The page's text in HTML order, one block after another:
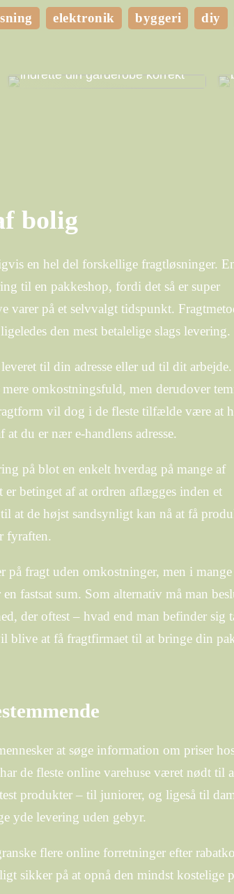
elektronik byggeri diy
indrette din garderobe korrekt
bolig
en hel del forskellige fragtløsninger.
til en pakkeshop, fordi det så er super
varer på et selvvalgt tidspunkt.
den mest betalelige slags levering.
til din adresse eller ud til dit arbejde.
omkostningsfuld, men derudover
vil dog i de fleste tilfælde være at
du er nær e-handlens adresse.
på blot en enkelt hverdag på mange af
betinget af at ordren aflægges inden et
at de højst sandsynligt kan nå at få
fyraften.
fragt uden omkostninger, men i mange
fastsat sum. Som alternativ må man
der oftest – hvad end man befinder sig
blive at få fragtfirmaet til at bringe din
at søge information om priser
de fleste online varehuse været nødt til
produkter – til juniorer, og ligeså til
yde levering uden gebyr.
flere online forretninger efter
sikker på at opnå den mindst kostelige